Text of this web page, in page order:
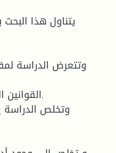
يتناول هذا
وتتعرض الدراسة
وتخلص